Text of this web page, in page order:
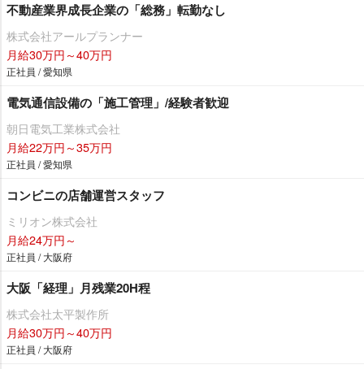
不動産業界成長企業の「総務」転勤なし
株式会社アールプランナー
月給30万円～40万円
正社員 / 愛知県
電気通信設備の「施工管理」/経験者歓迎
朝日電気工業株式会社
月給22万円～35万円
正社員 / 愛知県
コンビニの店舗運営スタッフ
ミリオン株式会社
月給24万円～
正社員 / 大阪府
大阪「経理」月残業20H程
株式会社太平製作所
月給30万円～40万円
正社員 / 大阪府